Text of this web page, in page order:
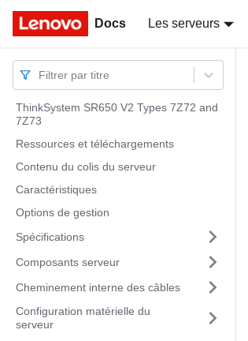
Docs Les serveurs
Docs
Filtrer par titre
ThinkSystem SR650 V2 Types 7Z72 and
7Z73
Ressources et téléchargements
Contenu du colis du serveur
Caractéristiques
Options de gestion
Spécifications
Composants serveur
Cheminement interne des câbles
Configuration matérielle du
serveur